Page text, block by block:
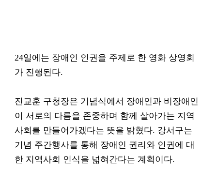
24일에는 장애인 인권을 주제로 한 영화 상영회
가 진행된다.
진교훈 구청장은 기념식에서 장애인과 비장애인
이 서로의 다름을 존중하며 함께 살아가는 지역
사회를 만들어가겠다는 뜻을 밝혔다. 강서구는
기념 주간행사를 통해 장애인 권리와 인권에 대
한 지역사회 인식을 넓혀간다는 계획이다.